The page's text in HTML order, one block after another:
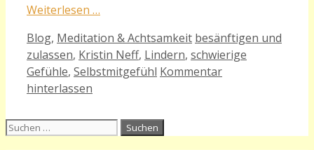
Weiterlesen …
Kategorien
Blog, Meditation & Achtsamkeit Schlagwörter
besänftigen und
zulassen, Kristin Neff, Lindern, schwierige
Gefühle, Selbstmitgefühl Kommentar
hinterlassen
Suchen